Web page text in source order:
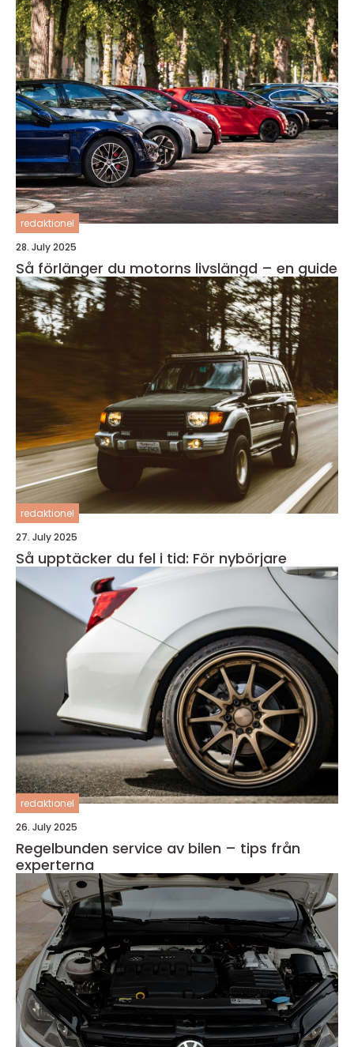
redaktionel
28. July 2025
Så förlänger du motorns livslängd – en guide
redaktionel
27. July 2025
Så upptäcker du fel i tid: För nybörjare
redaktionel
26. July 2025
Regelbunden service av bilen – tips från
experterna